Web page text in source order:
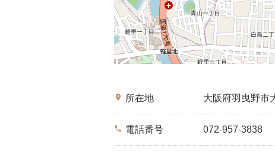
place 所在地 大阪府羽曳野市
phone 電話番号 072-957-3838